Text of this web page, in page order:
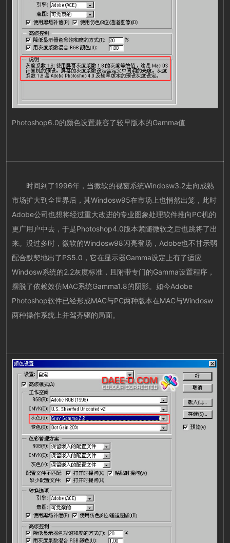
Photoshop6.0的颜色设置兼容了较早版本的Gamma值
时间到了1996年，当微软的视窗系统Windosw3.2走向成熟
市场扩大到全世界后，其Windosw95在市场上也悄然出笼，此时
Adobe公司也想将经过重大改进的专业图象处理软件推向PC机的
更广用户中去，于是Photoshop4.0版本紧随微软之后也跳将了出
来。没过多时，微软的Windosw98闪亮登场，Adobe也不甘示弱
配合默契地出了PS5.0，它在显示器Gamma设定上有了适应
Windosw系统的2.2灰度标准，且附带专门的Gamma设置程序，
摆脱了依赖效仿MAC系统Gamma1.8的阴影。如今Adobe
Photoshop软件已经形成MAC与PC两种版本在MAC与Windosw
两种操作系统上并驾齐驱的局面。